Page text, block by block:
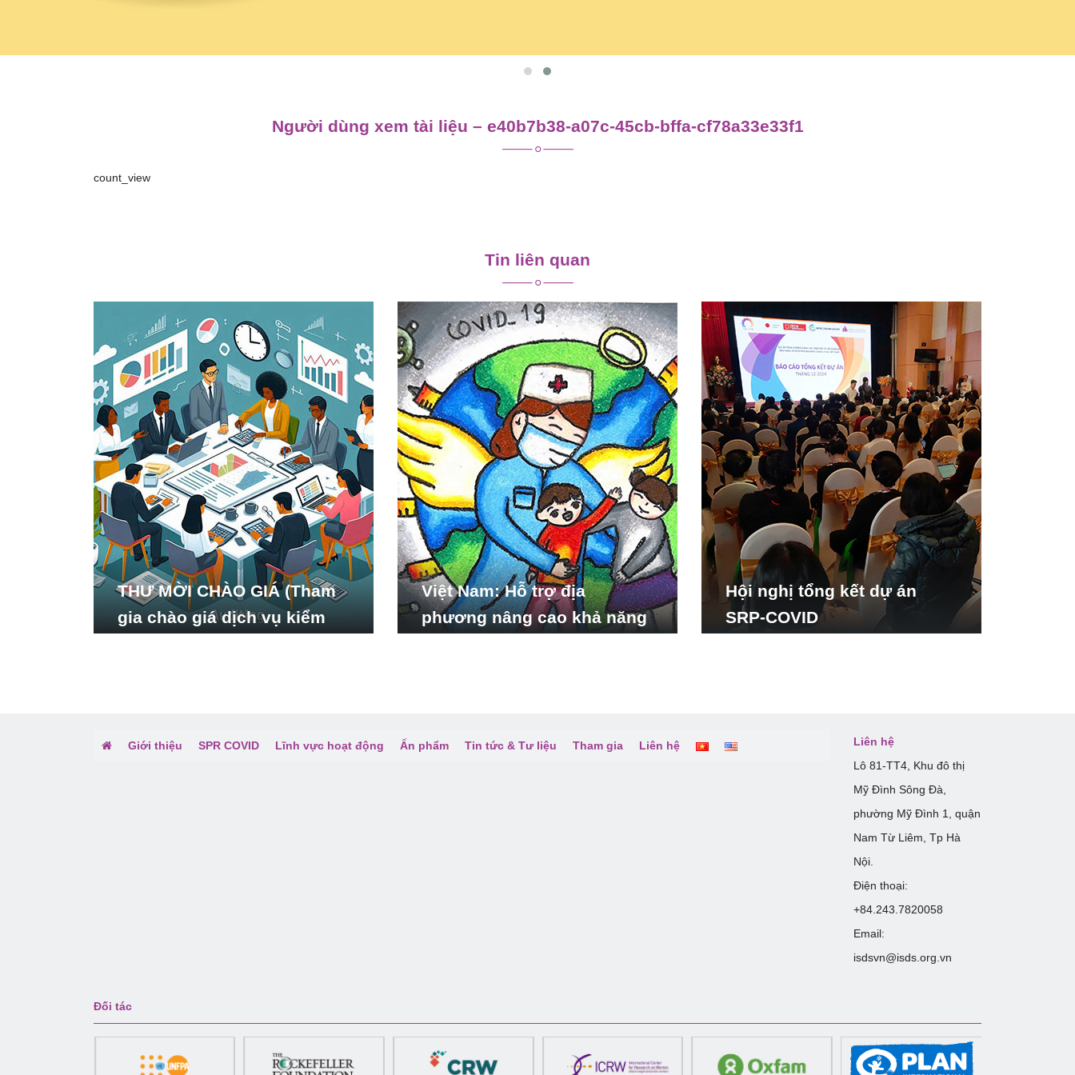
Người dùng xem tài liệu – e40b7b38-a07c-45cb-bffa-cf78a33e33f1
count_view
viết
Tin liên quan
THƯ MỜI CHÀO GIÁ (Tham
gia chào giá dịch vụ kiểm
Việt Nam: Hỗ trợ địa
phương nâng cao khả năng
Hội nghị tổng kết dự án
SRP-COVID
Giới thiệu SPR COVID Lĩnh vực hoạt động Ấn phẩm Tin tức & Tư liệu Tham gia Liên hệ
Liên hệ
Lô 81-TT4, Khu đô thị
Mỹ Đình Sông Đà,
phường Mỹ Đình 1, quận
Nam Từ Liêm, Tp Hà
Nội.
Điện thoại:
+84.243.7820058
Email:
isdsvn@isds.org.vn
Đối tác